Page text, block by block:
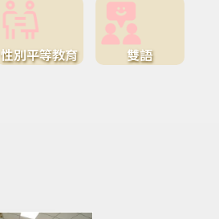
性別平等教育 雙語